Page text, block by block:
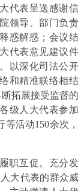
代表呈送感谢信
领导、部门负责
惑解惑；会议结
代表意见建议件
以深化司法公开
和精准联络相结
拓展接受监督的
级人大代表参加
活动150余次，
职互促。充分发
大代表的群众威